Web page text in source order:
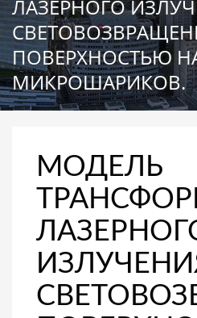
ЛАЗЕРНОГО
ПОВЕРХНОСТЬЮ
МИКРОШАРИКОВ.
МОДЕЛЬ